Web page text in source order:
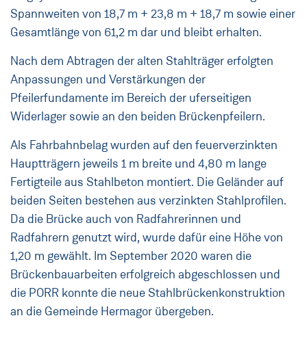
Spannweiten von 18,7 m + 23,8 m + 18,7 m sowie einer
Gesamtlänge von 61,2 m dar und bleibt erhalten.
Nach dem Abtragen der alten Stahlträger erfolgten
Anpassungen und Verstärkungen der
Pfeilerfundamente im Bereich der uferseitigen
Widerlager sowie an den beiden Brückenpfeilern.
Als Fahrbahnbelag wurden auf den feuerverzinkten
Hauptträgern jeweils 1 m breite und 4,80 m lange
Fertigteile aus Stahlbeton montiert. Die Geländer auf
beiden Seiten bestehen aus verzinkten Stahlprofilen.
Da die Brücke auch von Radfahrerinnen und
Radfahrern genutzt wird, wurde dafür eine Höhe von
1,20 m gewählt. Im September 2020 waren die
Brückenbauarbeiten erfolgreich abgeschlossen und
die PORR konnte die neue Stahlbrückenkonstruktion
an die Gemeinde Hermagor übergeben.